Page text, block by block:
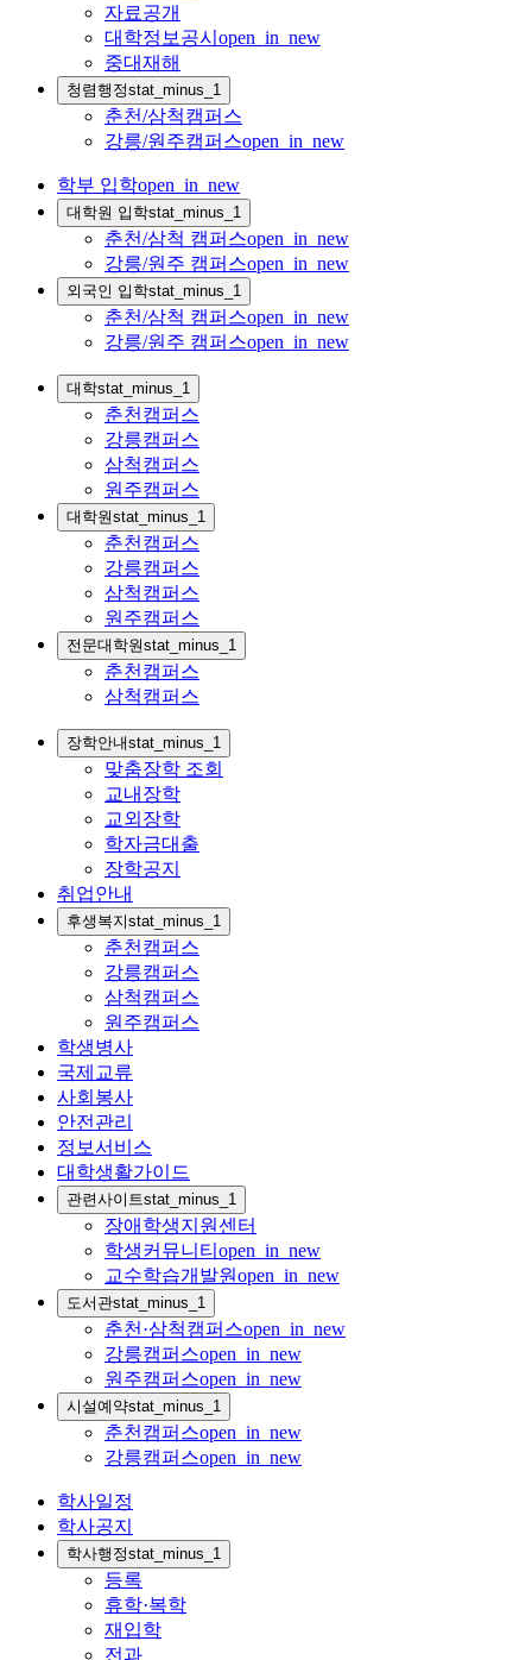
자료공개
대학정보공시 open_in_new
중대재해
청렴행정stat_minus_1
춘천/삼척캠퍼스
강릉/원주캠퍼스open_in_new
학부 입학open_in_new
대학원 입학stat_minus_1
춘천/삼척 캠퍼스open_in_new
강릉/원주 캠퍼스open_in_new
외국인 입학stat_minus_1
춘천/삼척 캠퍼스open_in_new
강릉/원주 캠퍼스open_in_new
대학stat_minus_1
춘천캠퍼스
강릉캠퍼스
삼척캠퍼스
원주캠퍼스
대학원stat_minus_1
춘천캠퍼스
강릉캠퍼스
삼척캠퍼스
원주캠퍼스
전문대학원stat_minus_1
춘천캠퍼스
삼척캠퍼스
장학안내stat_minus_1
맞춤장학 조회
교내장학
교외장학
학자금대출
장학공지
취업안내
후생복지stat_minus_1
춘천캠퍼스
강릉캠퍼스
삼척캠퍼스
원주캠퍼스
학생병사
국제교류
사회봉사
안전관리
정보서비스
대학생활가이드
관련사이트stat_minus_1
장애학생지원센터
학생커뮤니티 open_in_new
교수학습개발원open_in_new
도서관stat_minus_1
춘천·삼척캠퍼스open_in_new
강릉캠퍼스open_in_new
원주캠퍼스open_in_new
시설예약stat_minus_1
춘천캠퍼스open_in_new
강릉캠퍼스open_in_new
학사일정
학사공지
학사행정stat_minus_1
등록
휴학·복학
재입학
전과